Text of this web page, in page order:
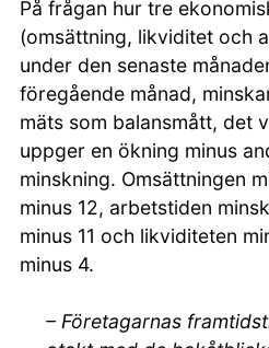
På frågan hur tre
(omsättning, likviditet och
under den senaste
föregående månad,
mäts som balansmått, det
uppger en ökning minus
minskning. Omsättningen
minus 12, arbetstiden
minus 11 och likviditeten
minus 4.
– Företagarnas